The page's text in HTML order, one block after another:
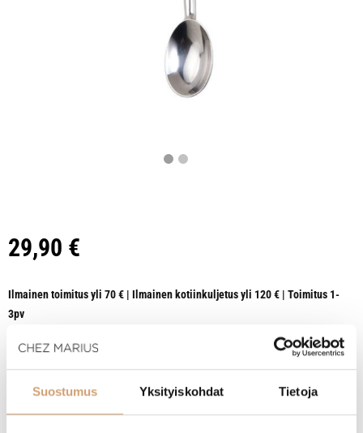
Suostumus Yksityiskohdat Tietoja
29,90 €
Ilmainen toimitus yli 70 € | Ilmainen kotiinkuljetus yli 120 € | Toimitus 1-
3pv